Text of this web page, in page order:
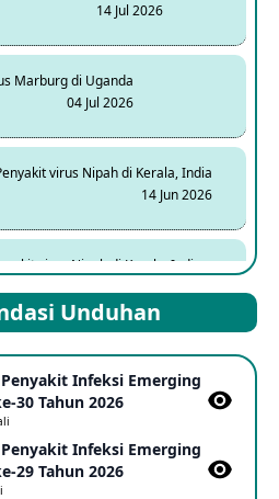
14 Jul 2026
Marburg di Uganda
04 Jul 2026
virus Nipah di Kerala, India
14 Jun 2026
virus Nipah di Kerala, India
2026
Penyakit Ebola
23 May 2026
Unduhan
Infeksi Emerging
30 Tahun 2026
Infeksi Emerging
29 Tahun 2026